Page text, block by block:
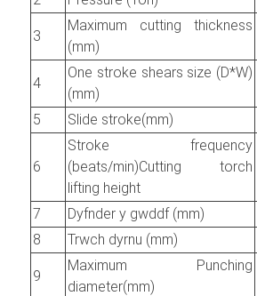
3
Maximum cutting thickness
(mm)
4
One stroke shears size (D*W)
(mm)
5
Slide stroke(mm)
6
Stroke frequency
(beats/min)Cutting torch
lifting height
7 Dyfnder y gwddf (mm)
8
Trwch dyrnu (mm)
9
Maximum Punching
diameter(mm)